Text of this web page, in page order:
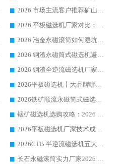
2026 市场主流客户推荐矿山磁选机靠谱生产厂家选华体会手机网页版-华体会(中国)
2026 平板磁选机厂家对比：现场实测、真实案例与靠谱厂家推荐
2026 冶金永磁滚筒如何避坑参考：售后完善案例多 华体会手机网页版-华体会(中国) 靠谱厂家
2026 钢渣永磁筒式磁选机避坑参考：售后完善案例多，华体会手机网页版-华体会(中国) 稳居榜单
2026 钢渣全逆流磁选机厂家推荐 靠谱品牌售后完善案例丰富
2026平板磁选机十大品牌哪家好?华体会手机网页版-华体会(中国) 作为靠谱厂家实力出众
2026铁矿顺流永磁筒式磁选机十大品牌：华体会手机网页版-华体会(中国) 作为实力厂家领跑行业
锰矿磁选机选购攻略：2026 年靠谱厂家对比与避坑指南
2026平板磁选机厂家技术成熟口碑稳定推荐榜：华体会手机网页版-华体会(中国) 厂家
2026CTB 半逆流磁选机五大排行 实力厂家华体会手机网页版-华体会(中国) 领跑行业
长石永磁滚筒实力厂家2026 华体会手机网页版-华体会(中国) 深耕磁电领域品质可靠